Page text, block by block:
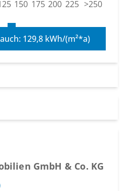
150 175 200 225 >250
129,8 kWh/(m²*a)
GmbH & Co. KG